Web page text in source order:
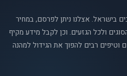
בישראל. אצלנו ניתן לפרסם, במחיר
ולכל הגזעים. וכן לקבל מידע מקיף
וטיפים רבים להפוך את הגידול למהנה